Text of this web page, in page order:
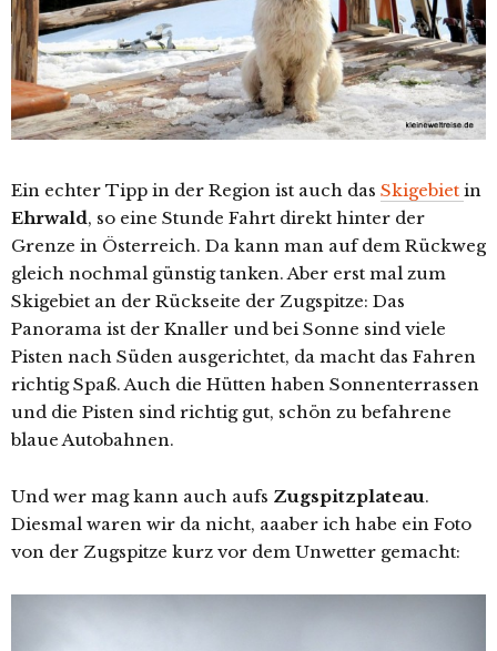
Ein echter Tipp in der Region ist auch das Skigebiet in
Ehrwald, so eine Stunde Fahrt direkt hinter der
Grenze in Österreich. Da kann man auf dem Rückweg
gleich nochmal günstig tanken. Aber erst mal zum
Skigebiet an der Rückseite der Zugspitze: Das
Panorama ist der Knaller und bei Sonne sind viele
Pisten nach Süden ausgerichtet, da macht das Fahren
richtig Spaß. Auch die Hütten haben Sonnenterrassen
und die Pisten sind richtig gut, schön zu befahrene
blaue Autobahnen.
Und wer mag kann auch aufs Zugspitzplateau.
Diesmal waren wir da nicht, aaaber ich habe ein Foto
von der Zugspitze kurz vor dem Unwetter gemacht: